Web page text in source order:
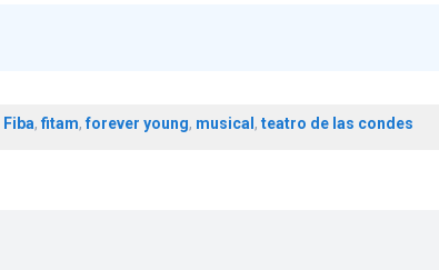
Fiba, fitam,forever young, musical , teatro de las condes